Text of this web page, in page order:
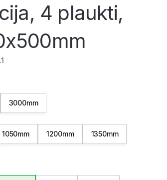
4 plaukti,
3000mm
1050mm 1200mm 1350mm